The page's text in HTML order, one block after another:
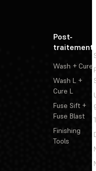
Post-
traitement
Wash + Cure
Wash L +
Cure L
Fuse Sift +
Fuse Blast
Finishing
Tools